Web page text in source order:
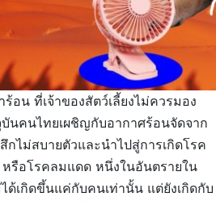
อน ที่เจ้าของสัตว์เลี้ยงไม่ควรมอง
นคนไทยเผชิญกับอากาศร้อนจัดจาก
ไม่สบายตัวและนำไปสู่การเกิดโรค
รือโรคลมแดด หนึ่งในอันตรายใน
ด้เกิดขึ้นแค่กับคนเท่านั้น แต่ยังเกิดกับ